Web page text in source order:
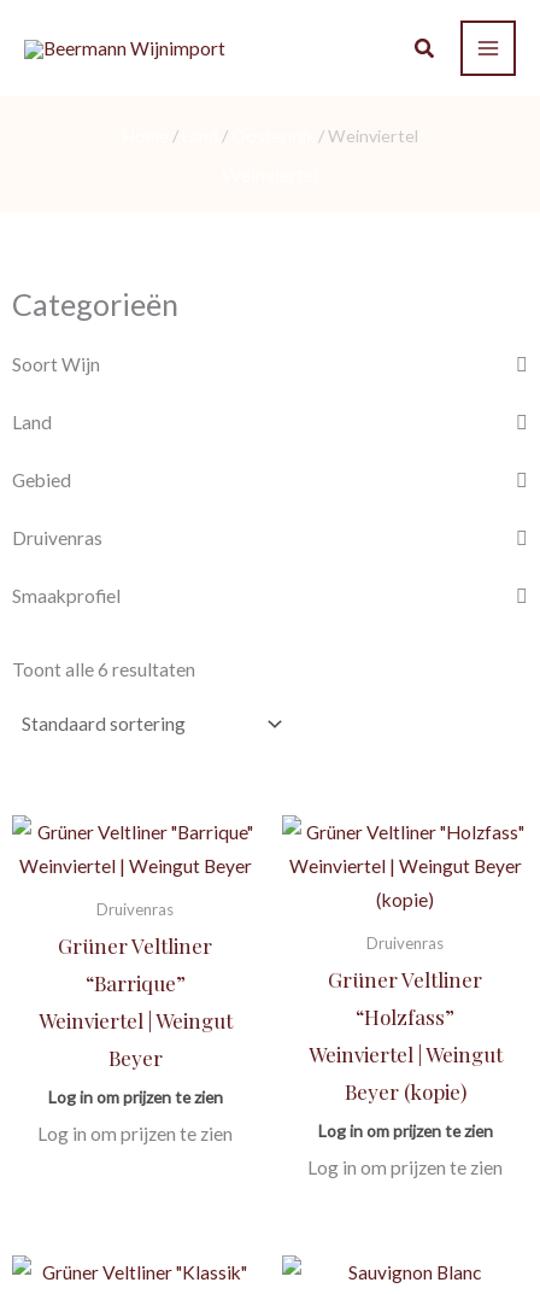
naar
/ / / Weinviertel
Categorieën
Soort Wijn
Land
Gebied
Druivenras
Smaakprofiel
Toont alle 6 resultaten
Druivenras
Grüner Veltliner
“Barrique”
Weinviertel | Weingut
Beyer
Log in om prijzen te zien
Log in om prijzen te zien
Druivenras
Grüner Veltliner
“Holzfass”
Weinviertel | Weingut
Beyer (kopie)
Log in om prijzen te zien
Log in om prijzen te zien